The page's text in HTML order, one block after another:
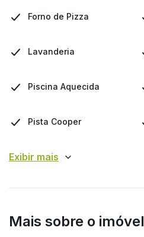
Forno de Pizza
Lavanderia
Piscina Aquecida
Pista Cooper
Exibir mais
Mais sobre o imóvel